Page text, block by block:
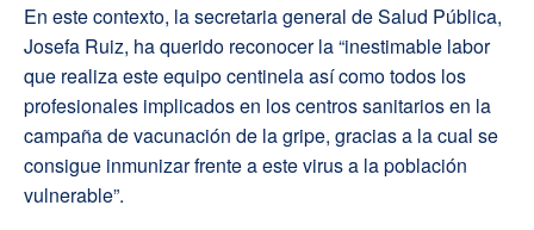
En este contexto, la secretaria general de Salud Pública,
Josefa Ruiz, ha querido reconocer la “inestimable labor
que realiza este equipo centinela así como todos los
profesionales implicados en los centros sanitarios en la
campaña de vacunación de la gripe, gracias a la cual se
consigue inmunizar frente a este virus a la población
vulnerable”.